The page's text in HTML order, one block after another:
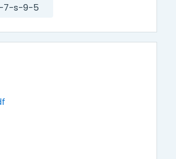
7-s-9-5